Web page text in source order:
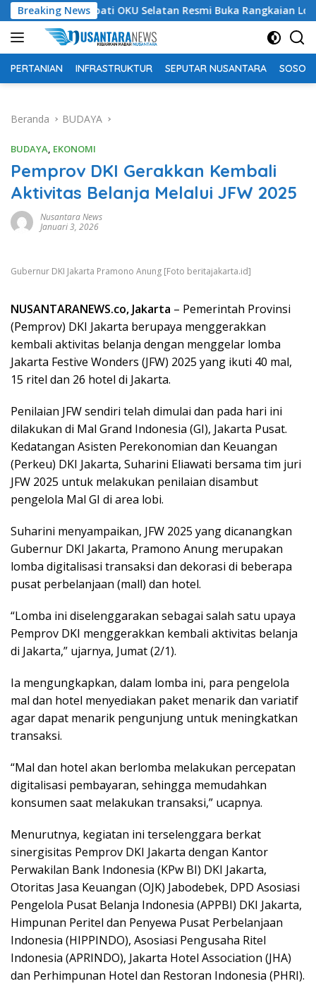
Langsung
ke
konten
Breaking News
Bupati OKU Selatan Resmi Buka Rangkaian Lomba
PERTANIAN INFRASTRUKTUR SEPUTAR NUSANTARA SOSOK
Beranda BUDAYA
BUDAYA, EKONOMI
Pemprov DKI Gerakkan Kembali
Aktivitas Belanja Melalui JFW 2025
Nusantara News
Januari 3, 2026
Gubernur DKI Jakarta Pramono Anung [Foto beritajakarta.id]
NUSANTARANEWS.co, Jakarta – Pemerintah Provinsi
(Pemprov) DKI Jakarta berupaya menggerakkan
kembali aktivitas belanja dengan menggelar lomba
Jakarta Festive Wonders (JFW) 2025 yang ikuti 40 mal,
15 ritel dan 26 hotel di Jakarta.
Penilaian JFW sendiri telah dimulai dan pada hari ini
dilakukan di Mal Grand Indonesia (GI), Jakarta Pusat.
Kedatangan Asisten Perekonomian dan Keuangan
(Perkeu) DKI Jakarta, Suharini Eliawati bersama tim juri
JFW 2025 untuk melakukan penilaian disambut
pengelola Mal GI di area lobi.
Suharini menyampaikan, JFW 2025 yang dicanangkan
Gubernur DKI Jakarta, Pramono Anung merupakan
lomba digitalisasi transaksi dan dekorasi di beberapa
pusat perbelanjaan (mall) dan hotel.
“Lomba ini diselenggarakan sebagai salah satu upaya
Pemprov DKI menggerakkan kembali aktivitas belanja
di Jakarta,” ujarnya, Jumat (2/1).
Ia mengungkapkan, dalam lomba ini, para pengelola
mal dan hotel menyediakan paket menarik dan variatif
agar dapat menarik pengunjung untuk meningkatkan
transaksi.
“Mal dan hotel akan berlomba melakukan percepatan
digitalisasi pembayaran, sehingga memudahkan
konsumen saat melakukan transaksi,” ucapnya.
Menurutnya, kegiatan ini terselenggara berkat
sinergisitas Pemprov DKI Jakarta dengan Kantor
Perwakilan Bank Indonesia (KPw BI) DKI Jakarta,
Otoritas Jasa Keuangan (OJK) Jabodebek, DPD Asosiasi
Pengelola Pusat Belanja Indonesia (APPBI) DKI Jakarta,
Himpunan Peritel dan Penyewa Pusat Perbelanjaan
Indonesia (HIPPINDO), Asosiasi Pengusaha Ritel
Indonesia (APRINDO), Jakarta Hotel Association (JHA)
dan Perhimpunan Hotel dan Restoran Indonesia (PHRI).